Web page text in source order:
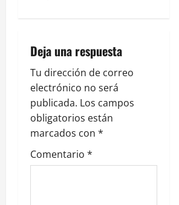
c
i
ó
n
d
e
Deja una respuesta
Tu dirección de correo
electrónico no será
publicada. Los campos
obligatorios están
marcados con *
Comentario *